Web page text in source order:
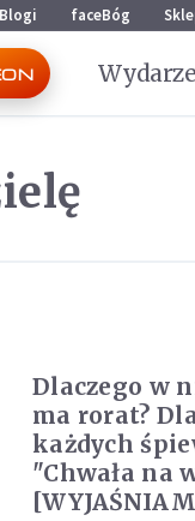
Blogi faceBóg
Dlaczego w
ma rorat?
każdych
"Chwała na